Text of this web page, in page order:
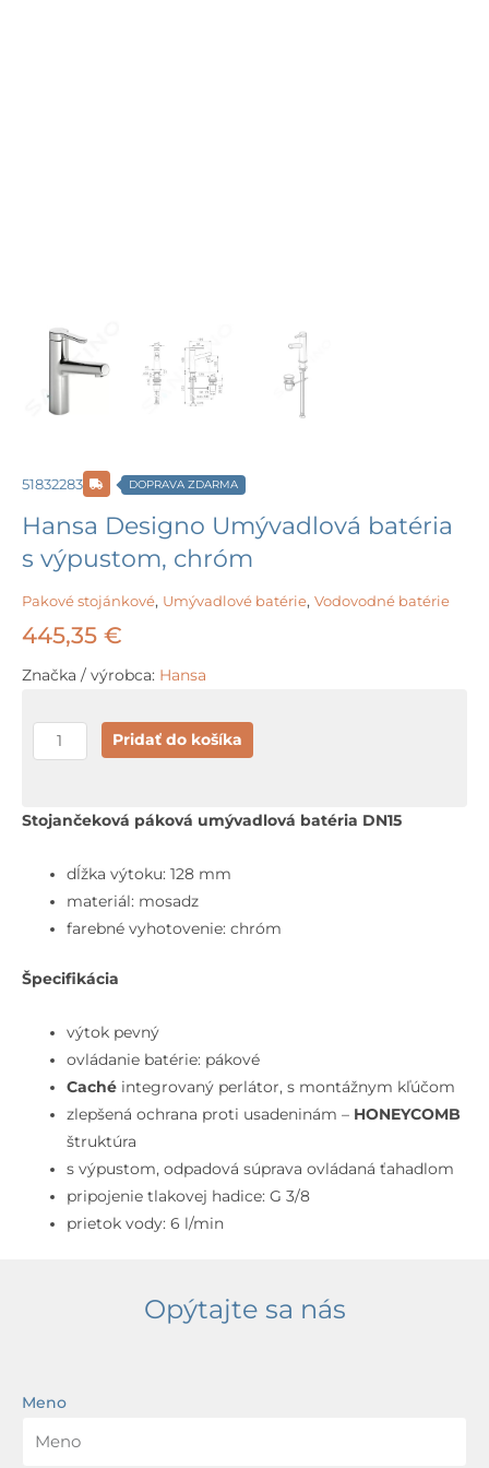
51832283 DOPRAVA ZDARMA
Hansa Designo Umývadlová batéria
s výpustom, chróm
Pakové stojánkové, Umývadlové batérie, Vodovodné batérie
445,35 €
Značka / výrobca: Hansa
množstvo
Hansa
Umývadlová
výpustom,
chróm
Pridať do košíka
Stojančeková páková umývadlová batéria DN15
dĺžka výtoku: 128 mm
materiál: mosadz
farebné vyhotovenie: chróm
Špecifikácia
výtok pevný
ovládanie batérie: pákové
Caché integrovaný perlátor, s montážnym kľúčom
zlepšená ochrana proti usadeninám – HONEYCOMB
štruktúra
s výpustom, odpadová súprava ovládaná ťahadlom
pripojenie tlakovej hadice: G 3/8
prietok vody: 6 l/min
Opýtajte sa nás
Meno